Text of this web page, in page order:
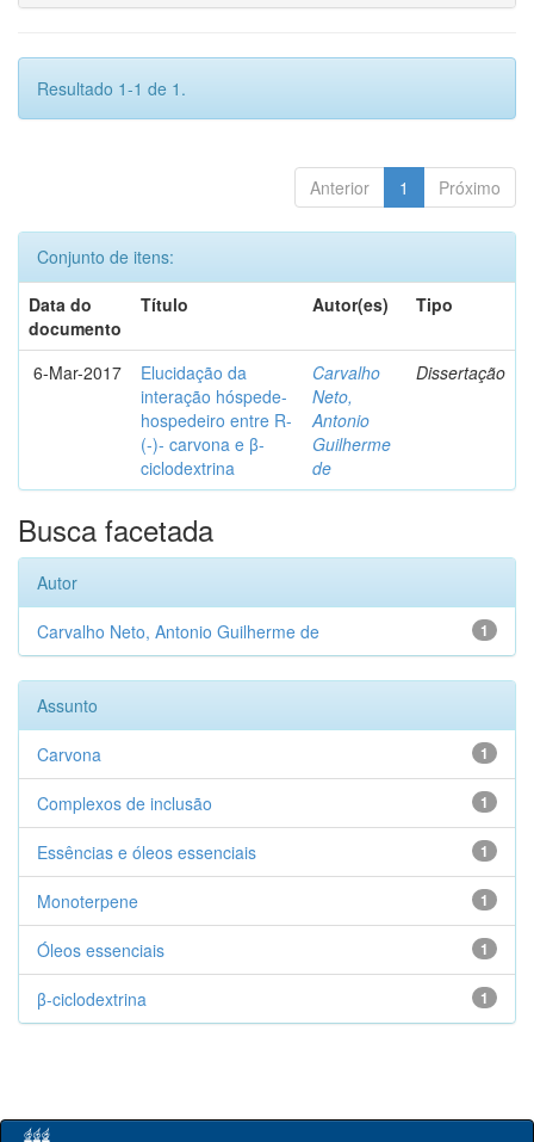
Resultado 1-1 de 1.
Anterior 1 Próximo
Conjunto de itens:
Data do
documento
Título Autor(es) Tipo
6-Mar-2017
Elucidação da
interação hóspede-
hospedeiro entre R-
(-)- carvona e β-
ciclodextrina
Carvalho
Neto,
Antonio
Guilherme
de
Dissertação
Busca facetada
Autor
1
Carvalho Neto, Antonio Guilherme de
Assunto
1
Carvona
1
Complexos de inclusão
1
Essências e óleos essenciais
1
Monoterpene
1
Óleos essenciais
1
β-ciclodextrina